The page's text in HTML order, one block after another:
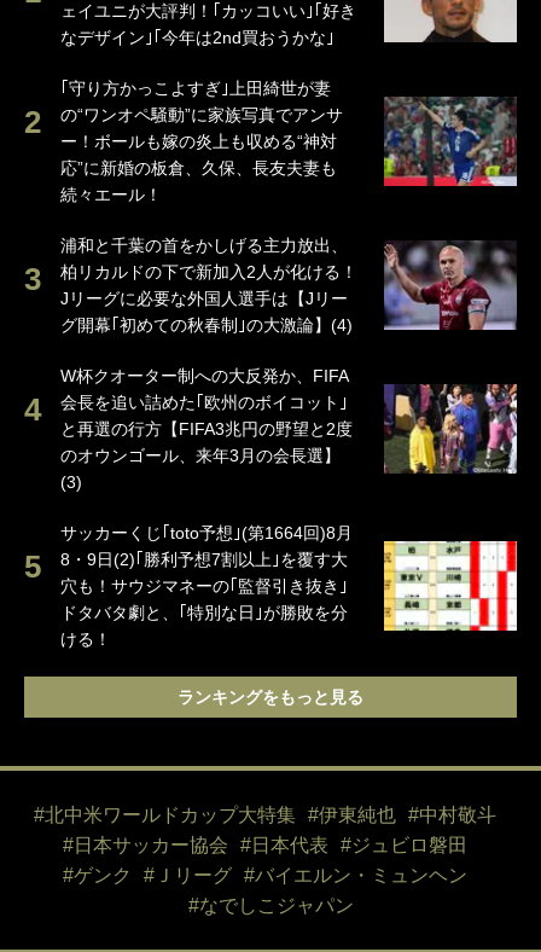
ェイユニが大評判！｢カッコいい｣｢好き
なデザイン｣｢今年は2nd買おうかな｣
｢守り方かっこよすぎ｣上田綺世が妻
の“ワンオペ騒動”に家族写真でアンサ
ー！ボールも嫁の炎上も収める“神対
応”に新婚の板倉、久保、長友夫妻も
続々エール！
浦和と千葉の首をかしげる主力放出、
柏リカルドの下で新加入2人が化ける！
Jリーグに必要な外国人選手は【Jリー
グ開幕｢初めての秋春制｣の大激論】(4)
W杯クオーター制への大反発か、FIFA
会長を追い詰めた｢欧州のボイコット｣
と再選の行方【FIFA3兆円の野望と2度
のオウンゴール、来年3月の会長選】
(3)
サッカーくじ｢toto予想｣(第1664回)8月
8・9日(2)｢勝利予想7割以上｣を覆す大
穴も！サウジマネーの｢監督引き抜き｣
ドタバタ劇と、｢特別な日｣が勝敗を分
ける！
ランキングをもっと見る
#北中米ワールドカップ大特集 #伊東純也
#中村敬斗
#日本サッカー協会
#日本代表
#ジュビロ磐田
#ゲンク
#Ｊリーグ
#バイエルン・ミュンヘン
#なでしこジャパン